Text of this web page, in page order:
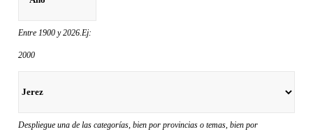
Entre 1900 y 2026.Ej:
2000
Despliegue una de las categorías, bien por provincias o temas, bien por